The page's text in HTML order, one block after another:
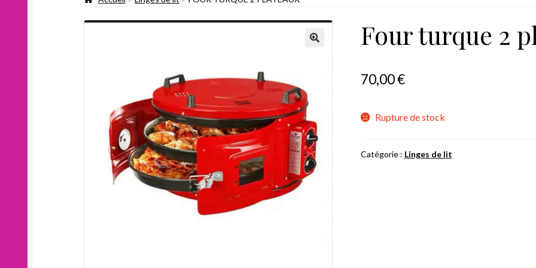
Four turque 2
70,00€
Rupture de stock
Catégorie : Linges de lit